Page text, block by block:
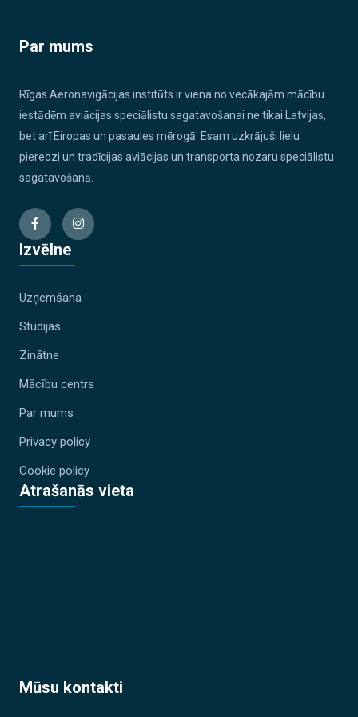
Par mums
Rīgas Aeronavigācijas institūts ir viena no vecākajām mācību
iestādēm aviācijas speciālistu sagatavošanai ne tikai Latvijas,
bet arī Eiropas un pasaules mērogā. Esam uzkrājuši lielu
pieredzi un tradīcijas aviācijas un transporta nozaru speciālistu
sagatavošanā.
Izvēlne
Uzņemšana
Studijas
Zinātne
Mācību centrs
Par mums
Privacy policy
Cookie policy
Atrašanās vieta
Mūsu kontakti